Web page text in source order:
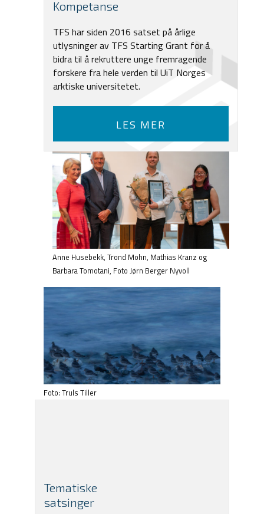
Kompetanse
TFS har siden 2016 satset på årlige
utlysninger av TFS Starting Grant for å
bidra til å rekruttere unge fremragende
forskere fra hele verden til UiT Norges
arktiske universitetet.
LES MER
Anne Husebekk, Trond Mohn, Mathias Kranz og
Barbara Tomotani, Foto Jørn Berger Nyvoll
Foto: Truls Tiller
Tematiske
satsinger